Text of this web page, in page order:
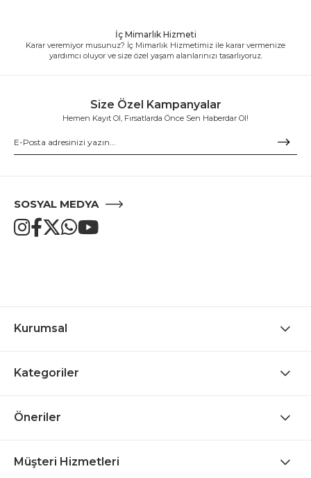
İç Mimarlık Hizmeti
Karar veremiyor musunuz? İç Mimarlık Hizmetimiz ile karar vermenize
yardımcı oluyor ve size özel yaşam alanlarınızı tasarlıyoruz.
Size Özel Kampanyalar
Hemen Kayıt Ol, Fırsatlarda Önce Sen Haberdar Ol!
SOSYAL MEDYA
Kurumsal
Kategoriler
Öneriler
Müşteri Hizmetleri